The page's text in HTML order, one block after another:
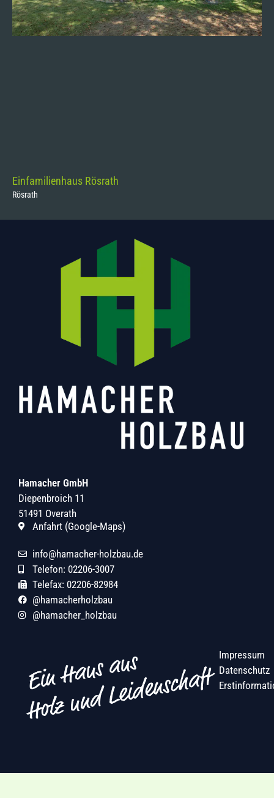
Einfamilienhaus Rösrath
Rösrath
Hamacher GmbH
Diepenbroich 11
51491 Overath
Anfahrt (Google-Maps)
info@hamacher-holzbau.de
Telefon: 02206-3007
Telefax: 02206-82984
@hamacherholzbau
@hamacher_holzbau
Impressum
Datenschutz